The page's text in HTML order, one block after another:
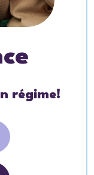
régime!